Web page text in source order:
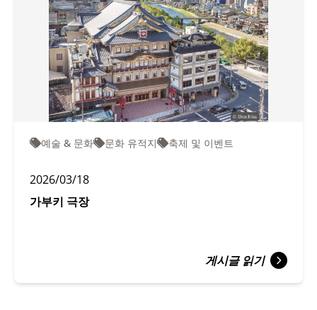
예술 & 문화 문화 유적지 축제 및 이벤트
2026/03/18
가부키 극장
게시글 읽기